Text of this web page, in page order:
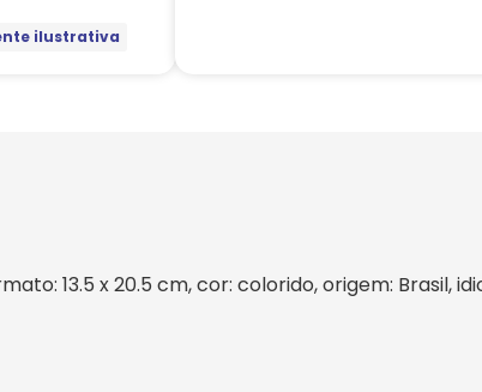
ilustrativa
13.5 x 20.5 cm, cor: colorido, origem: Brasil,